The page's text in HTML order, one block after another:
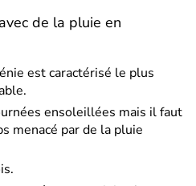
de la pluie en
est caractérisé le plus
ensoleillées mais il faut
menacé par de la pluie